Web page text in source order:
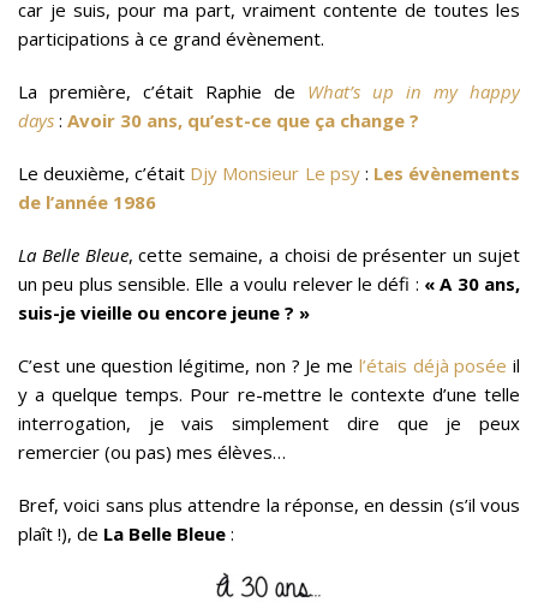
car je suis, pour ma part, vraiment contente de toutes les
participations à ce grand évènement.
La première, c’était Raphie de What’s up in my happy
days : Avoir 30 ans, qu’est-ce que ça change ?
Le deuxième, c’était Djy Monsieur Le psy: Les évènements
de l’année 1986
La Belle Bleue, cette semaine, a choisi de présenter un sujet
un peu plus sensible. Elle a voulu relever le défi : « A 30 ans,
suis-je vieille ou encore jeune ? »
C’est une question légitime, non ? Je me l’étais déjà posée il
y a quelque temps. Pour re-mettre le contexte d’une telle
interrogation, je vais simplement dire que je peux
remercier (ou pas) mes élèves…
Bref, voici sans plus attendre la réponse, en dessin (s’il vous
plaît !), de La Belle Bleue :